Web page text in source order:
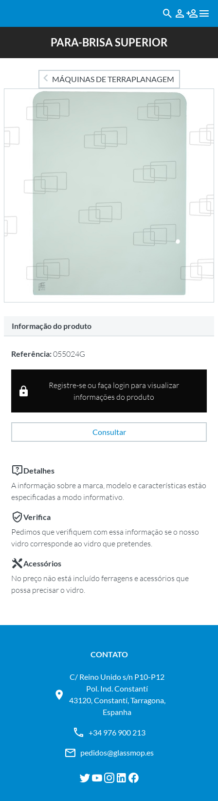
PARA-BRISA SUPERIOR
MÁQUINAS DE TERRAPLANAGEM
Informação do produto
Referência:055024G
Registre-se ou faça login para visualizar
informações do produto
Consultar
Detalhes
A informação sobre a marca, modelo e características estão
especificadas a modo informativo.
Verifica
Pedimos que verifiquem com essa informação se o nosso
vidro corresponde ao vidro que pretendes.
Acessórios
No preço não está incluído ferragens e acessórios que
possa precisar o vidro.
CONTATO
C/ Reino Unido s/n P10-P12
Pol. Ind. Constantí
43120, Constantí, Tarragona,
Espanha
+34 976 900 213
pedidos@glassmop.es